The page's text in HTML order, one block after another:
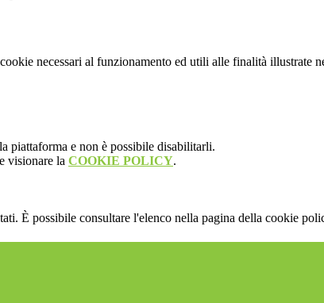
necessari al funzionamento ed utili alle finalità illustrate
piattaforma e non è possibile disabilitarli.
visionare la COOKIE POLICY.
È possibile consultare l'elenco nella pagina della cookie